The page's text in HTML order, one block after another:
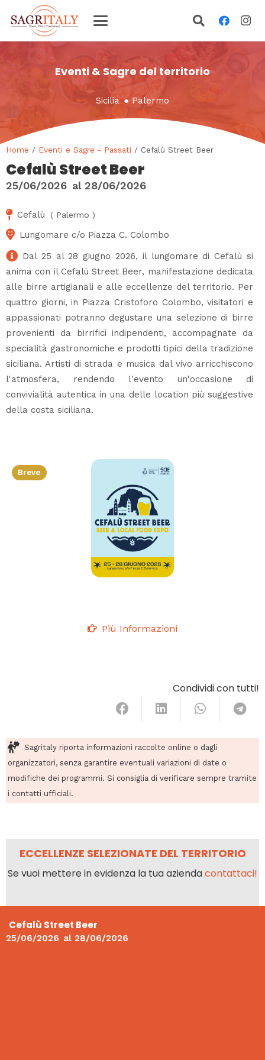
Eventi & Sagre del territorio
Sicilia ● Palermo
Home / Eventi e Sagre - Passati / Cefalù Street Beer
Cefalù Street Beer
25/06/2026 al 28/06/2026
Cefalù ( Palermo )
Lungomare c/o Piazza C. Colombo
Dal 25 al 28 giugno 2026, il lungomare di Cefalù si
anima con il Cefalù Street Beer, manifestazione dedicata
alle birre artigianali e alle eccellenze del territorio. Per
quattro giorni, in Piazza Cristoforo Colombo, visitatori e
appassionati potranno degustare una selezione di birre
provenienti da birrifici indipendenti, accompagnate da
specialità gastronomiche e prodotti tipici della tradizione
siciliana. Artisti di strada e musica dal vivo arricchiscono
l'atmosfera, rendendo l'evento un'occasione di
convivialità autentica in una delle location più suggestive
della costa siciliana.
Breve
Più Informazioni
Condividi con tutti!
Sagritaly riporta informazioni raccolte online o dagli
organizzatori, senza garantire eventuali variazioni di date o
modifiche dei programmi. Si consiglia di verificare sempre tramite
i contatti ufficiali.
ECCELLENZE SELEZIONATE DEL TERRITORIO
Se vuoi mettere in evidenza la tua aziendacontattaci!
Cefalù Street Beer
25/06/2026 al 28/06/2026